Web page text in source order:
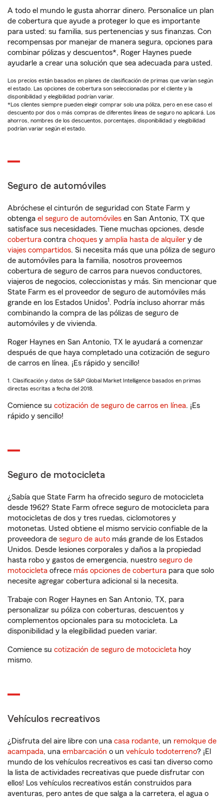
A todo el mundo le gusta ahorrar dinero. Personalice un plan
de cobertura que ayude a proteger lo que es importante
para usted: su familia, sus pertenencias y sus finanzas. Con
recompensas por manejar de manera segura, opciones para
combinar pólizas y descuentos*, Roger Haynes puede
ayudarle a crear una solución que sea adecuada para usted.
Los precios están basados en planes de clasificación de primas que varían según
el estado. Las opciones de cobertura son seleccionadas por el cliente y la
disponibilidad y elegibilidad podrían variar.
*Los clientes siempre pueden elegir comprar solo una póliza, pero en ese caso el
descuento por dos o más compras de diferentes líneas de seguro no aplicará. Los
ahorros, nombres de los descuentos, porcentajes, disponibilidad y elegibilidad
podrían variar según el estado.
Seguro de automóviles
Abróchese el cinturón de seguridad con State Farm y
obtenga el seguro de automóviles en San Antonio, TX que
satisface sus necesidades. Tiene muchas opciones, desde
cobertura contra choques y amplia hasta de alquiler y de
viajes compartidos. Si necesita más que una póliza de seguro
de automóviles para la familia, nosotros proveemos
cobertura de seguro de carros para nuevos conductores,
viajeros de negocios, coleccionistas y más. Sin mencionar que
State Farm es el proveedor de seguro de automóviles más
grande en los Estados Unidos1 . Podría incluso ahorrar más
combinando la compra de las pólizas de seguro de
automóviles y de vivienda.
Roger Haynes en San Antonio, TX le ayudará a comenzar
después de que haya completado una cotización de seguro
de carros en línea. ¡Es rápido y sencillo!
1. Clasificación y datos de S&P Global Market Intelligence basados en primas
directas escritas a fecha del 2018.
Comience su cotización de seguro de carros en línea. ¡Es
rápido y sencillo!
Seguro de motocicleta
¿Sabía que State Farm ha ofrecido seguro de motocicleta
desde 1962? State Farm ofrece seguro de motocicleta para
motocicletas de dos y tres ruedas, ciclomotores y
motonetas. Usted obtiene el mismo servicio confiable de la
proveedora de seguro de auto más grande de los Estados
Unidos. Desde lesiones corporales y daños a la propiedad
hasta robo y gastos de emergencia, nuestro seguro de
motocicleta ofrece más opciones de cobertura para que solo
necesite agregar cobertura adicional si la necesita.
Trabaje con Roger Haynes en San Antonio, TX, para
personalizar su póliza con coberturas, descuentos y
complementos opcionales para su motocicleta. La
disponibilidad y la elegibilidad pueden variar.
Comience su cotización de seguro de motocicleta hoy
mismo.
Vehículos recreativos
¿Disfruta del aire libre con una casa rodante, un remolque de
acampada, una embarcación o un vehículo todoterreno? ¡El
mundo de los vehículos recreativos es casi tan diverso como
la lista de actividades recreativas que puede disfrutar con
ellos! Los vehículos recreativos están construidos para
aventuras, pero antes de que salga a la carretera, el agua o